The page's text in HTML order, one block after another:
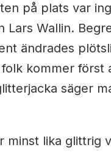
på plats var
Lars Wallin.
ändrades
kommer först
säger
minst lika glittrig